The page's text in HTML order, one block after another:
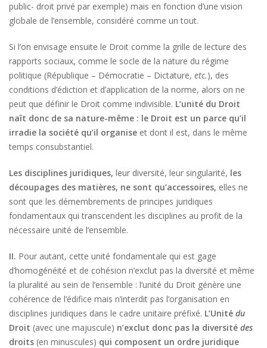
public- droit privé par exemple) mais en fonction d’une vision
globale de l’ensemble, considéré comme un tout.
Si l’on envisage ensuite le Droit comme la grille de lecture des
rapports sociaux, comme le socle de la nature du régime
politique (République – Démocratie – Dictature, etc.), des
conditions d’édiction et d’application de la norme, alors on ne
peut que définir le Droit comme indivisible. L’unité du Droit
naît donc de sa nature-même : le Droit est un parce qu’il
irradie la société qu’il organise et dont il est, dans le même
temps consubstantiel.
Les disciplines juridiques, leur diversité, leur singularité, les
découpages des matières, ne sont qu’accessoires, elles ne
sont que les démembrements de principes juridiques
fondamentaux qui transcendent les disciplines au profit de la
nécessaire unité de l’ensemble.
II. Pour autant, cette unité fondamentale qui est gage
d’homogénéité et de cohésion n’exclut pas la diversité et même
la pluralité au sein de l’ensemble : l’unité du Droit génère une
cohérence de l’édifice mais n’interdit pas l’organisation en
disciplines juridiques dans le cadre unitaire préfixé. L’Unité du
Droit (avec une majuscule) n’exclut donc pas la diversité des
droits (en minuscules) qui composent un ordre juridique